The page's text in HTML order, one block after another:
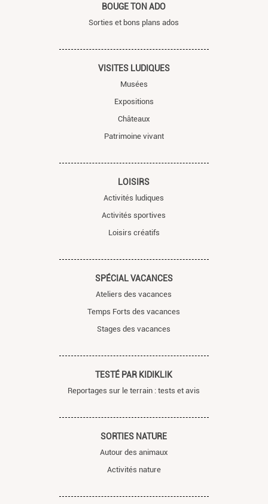
BOUGE TON ADO
Sorties et bons plans ados
VISITES LUDIQUES
Musées
Expositions
Châteaux
Patrimoine vivant
LOISIRS
Activités ludiques
Activités sportives
Loisirs créatifs
SPÉCIAL VACANCES
Ateliers des vacances
Temps Forts des vacances
Stages des vacances
TESTÉ PAR KIDIKLIK
Reportages sur le terrain : tests et avis
SORTIES NATURE
Autour des animaux
Activités nature